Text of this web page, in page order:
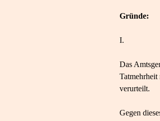
Gründe:
I.
Das
Tatmehrheit
verurteilt.
Gegen